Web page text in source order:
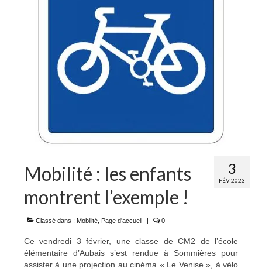
3
FÉV 2023
Mobilité : les enfants
montrent l’exemple !
Classé dans : Mobilité Page d'accueil | 0
Ce vendredi 3 février, une classe de CM2 de l’école
élémentaire d’Aubais s’est rendue à Sommières pour
assister à une projection au cinéma « Le Venise », à vélo